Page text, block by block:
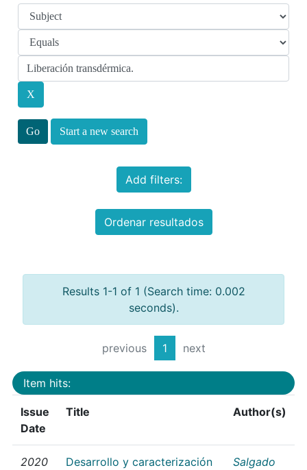
Start a new search
Add filters:
Ordenar resultados
Results 1-1 of 1 (Search time: 0.002
seconds).
previous 1 next
Item hits:
Issue
Date
Title Author(s)
2020
Desarrollo y caracterización
Salgado